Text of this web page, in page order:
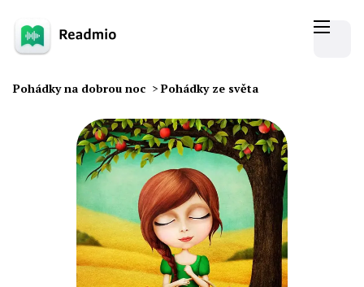
Pohádky na dobrou noc > Pohádky ze světa